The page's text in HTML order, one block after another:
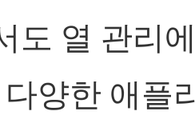
도 열 관리
양한 애플